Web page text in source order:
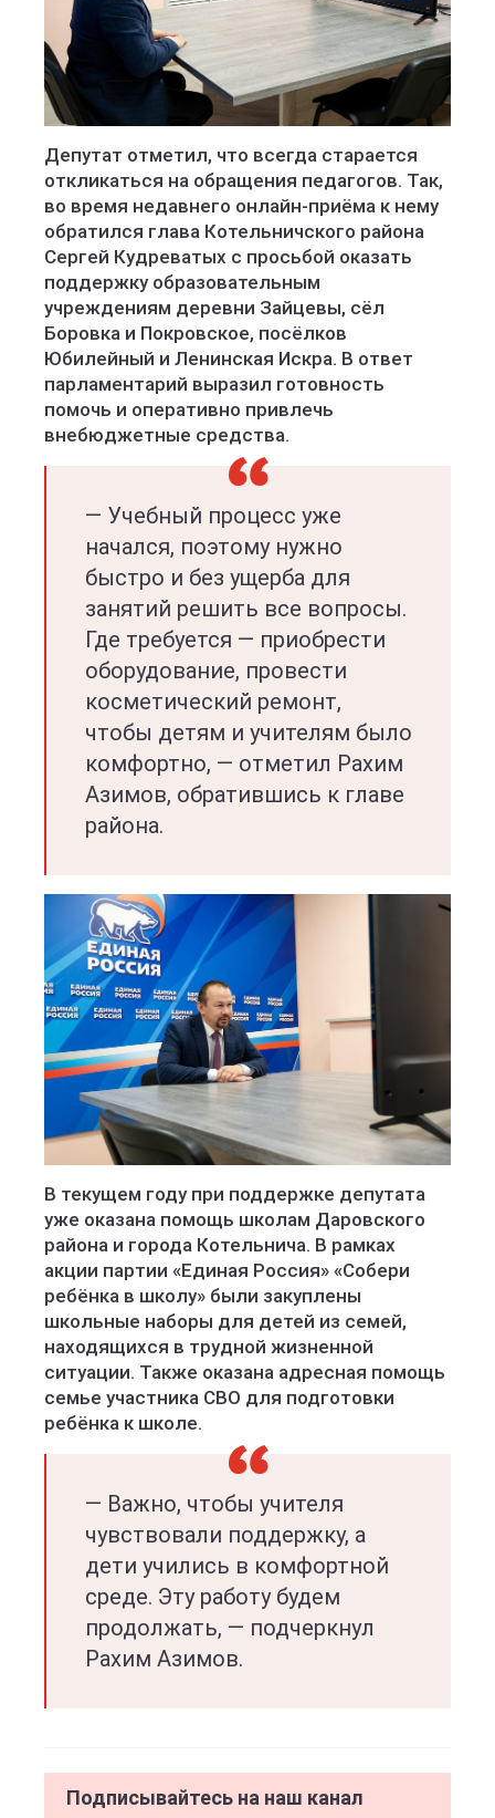
Депутат отметил, что всегда старается
откликаться на обращения педагогов. Так,
во время недавнего онлайн-приёма к нему
обратился глава Котельничского района
Сергей Кудреватых с просьбой оказать
поддержку образовательным
учреждениям деревни Зайцевы, сёл
Боровка и Покровское, посёлков
Юбилейный и Ленинская Искра. В ответ
парламентарий выразил готовность
помочь и оперативно привлечь
внебюджетные средства.
— Учебный процесс уже
начался, поэтому нужно
быстро и без ущерба для
занятий решить все вопросы.
Где требуется — приобрести
оборудование, провести
косметический ремонт,
чтобы детям и учителям было
комфортно, — отметил Рахим
Азимов, обратившись к главе
района.
В текущем году при поддержке депутата
уже оказана помощь школам Даровского
района и города Котельнича. В рамках
акции партии «Единая Россия» «Собери
ребёнка в школу» были закуплены
школьные наборы для детей из семей,
находящихся в трудной жизненной
ситуации. Также оказана адресная помощь
семье участника СВО для подготовки
ребёнка к школе.
— Важно, чтобы учителя
чувствовали поддержку, а
дети учились в комфортной
среде. Эту работу будем
продолжать, — подчеркнул
Рахим Азимов.
Подписывайтесь на наш канал